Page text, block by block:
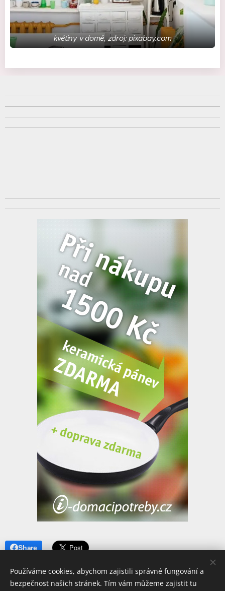
květiny v domě, zdroj: pixabay.com
Share
Používáme cookies, abychom zajistili správné fungování a
bezpečnost našich stránek. Tím vám můžeme zajistit tu